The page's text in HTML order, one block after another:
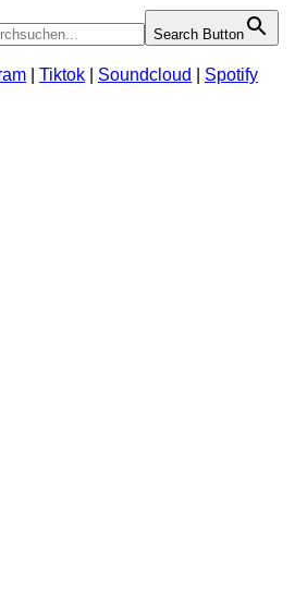
Search Button
Tiktok Soundcloud Spotify